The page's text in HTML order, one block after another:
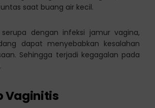
saat buang air kecil.
dengan infeksi jamur vagina,
dapat menyebabkan kesalahan
Sehingga terjadi kegagalan pada
Vaginitis